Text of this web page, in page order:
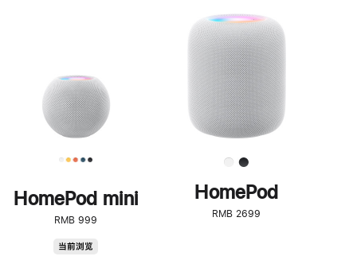
HomePod mini
RMB 999
当前浏览
步
了
解
HomePod<
HomePod
RMB 2699